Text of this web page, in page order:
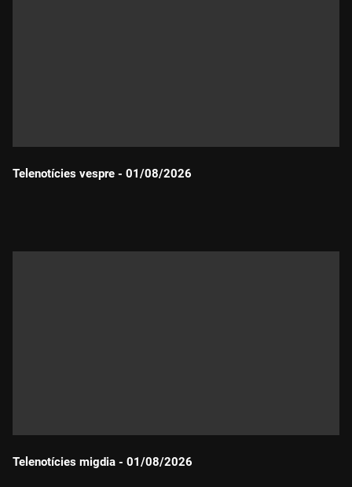
Telenotícies vespre - 01/08/2026
Telenotícies migdia - 01/08/2026